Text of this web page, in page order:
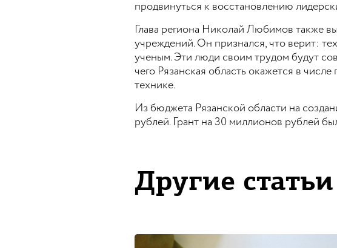
продвинуться к восстановлению
Глава региона Николай Любимов также
учреждений. Он признался, что верит:
ученым. Эти люди своим трудом будут
чего Рязанская область окажется в
технике.
Из бюджета Рязанской области на
рублей. Грант на 30 миллионов рублей
Другие